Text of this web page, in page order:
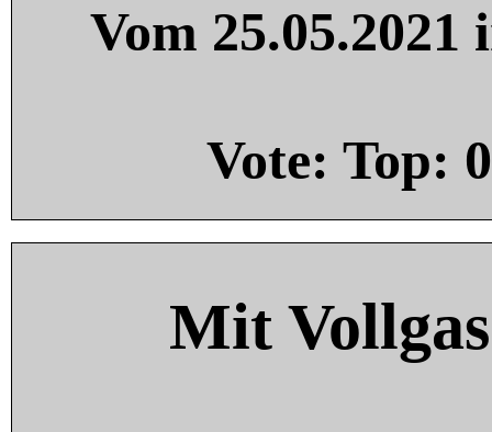
Vom
Vote: Top: 0
Mit